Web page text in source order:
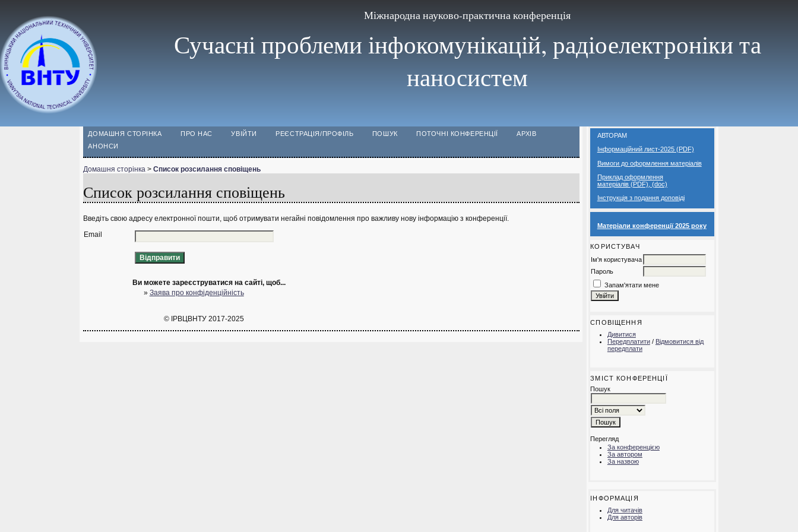
Міжнародна науково-практична конференція
Сучасні проблеми інфокомунікацій, радіоелектроніки та
наносистем
АВТОРАМ
Інформаційний лист-2025 (PDF)
Вимоги до оформлення матеріалів
Приклад оформлення
матеріалів (PDF) (doc)
Iнструкція з подання доповіді
Матеріали конференції 2025 року
КОРИСТУВАЧ
Ім'я користувача
Пароль
Запам'ятати мене
СПОВІЩЕННЯ
Дивитися
Передплатити/ Відмовитися від
передплати
ЗМІСТ КОНФЕРЕНЦІЇ
Пошук
Перегляд
За конференцією
За автором
За назвою
ІНФОРМАЦІЯ
Для читачів
Для авторів
ДОМАШНЯ СТОРІНКА ПРО НАС УВІЙТИ РЕЄСТРАЦІЯ/ПРОФІЛЬ ПОШУК ПОТОЧНІ КОНФЕРЕНЦІЇ
АРХІВ
АНОНСИ
Домашня сторінка> Список розсилання сповіщень
Список розсилання сповіщень
Введіть свою адресу електронної пошти, щоб отримувати негайні повідомлення про важливу нову інформацію з конференції.
Email
Ви можете зареєструватися на сайті, щоб...
» Заява про конфіденційність
© ІРВЦВНТУ 2017-2025